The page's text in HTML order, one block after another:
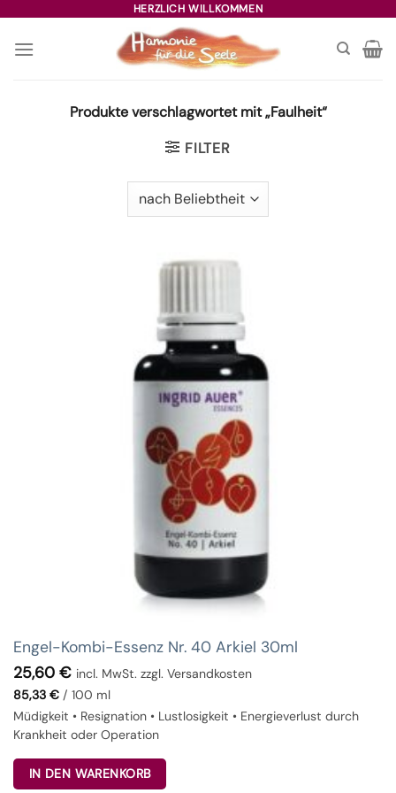
springen
HERZLICH WILLKOMMEN
Produkte verschlagwortet mit „Faulheit“
FILTER
Engel-Kombi-Essenz Nr. 40 Arkiel 30ml
25,60 € incl. MwSt. zzgl. Versandkosten
85,33 €/ 100 ml
Müdigkeit • Resignation • Lustlosigkeit • Energieverlust durch
Krankheit oder Operation
IN DEN WARENKORB